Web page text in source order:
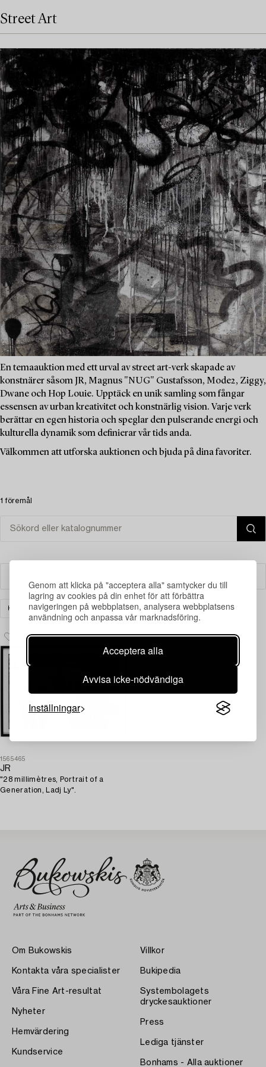
Genom att klicka på "acceptera alla" samtycker du till
lagring av cookies på din enhet för att förbättra
navigeringen på webbplatsen, analysera webbplatsens
användning och anpassa vår marknadsföring.
Acceptera alla
Avvisa icke-nödvändiga
Inställningar
Street Art
En temaauktion med ett urval av street art-verk skapade av
konstnärer såsom JR, Magnus "NUG" Gustafsson, Mode2, Ziggy,
Dwane och Hop Louie. Upptäck en unik samling som fångar
essensen av urban kreativitet och konstnärlig vision. Varje verk
berättar en egen historia och speglar den pulserande energi och
kulturella dynamik som definierar vår tids anda.
Välkommen att utforska auktionen och bjuda på dina favoriter.
1 föremål
KONST GRAFIK RENSA ALLA
1565465
JR
"28 millimètres, Portrait of a
Generation, Ladj Ly".
Om Bukowskis
Kontakta våra specialister
Våra Fine Art-resultat
Nyheter
Hemvärdering
Kundservice
Villkor
Bukipedia
Systembolagets
dryckesauktioner
Press
Lediga tjänster
Bonhams - Alla auktioner